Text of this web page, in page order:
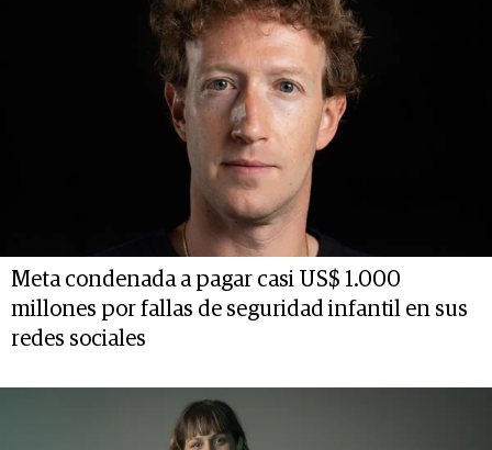
Meta condenada a pagar casi US$ 1.000
millones por fallas de seguridad infantil en sus
redes sociales